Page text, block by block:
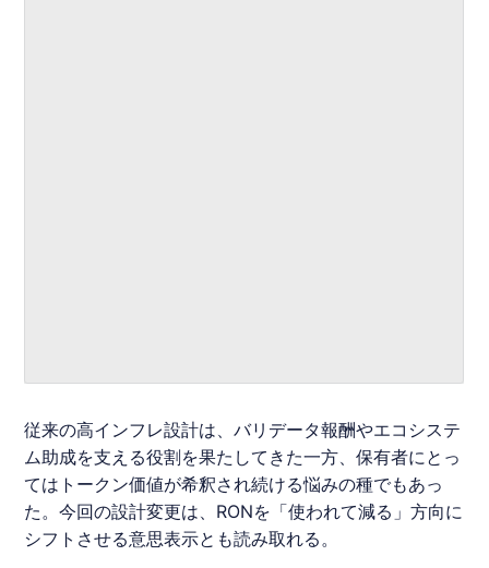
従来の高インフレ設計は、バリデータ報酬やエコシステ
ム助成を支える役割を果たしてきた一方、保有者にとっ
てはトークン価値が希釈され続ける悩みの種でもあっ
た。今回の設計変更は、 RONを「使われて減る」方向に
シフトさせる意思表示とも読み取れる。